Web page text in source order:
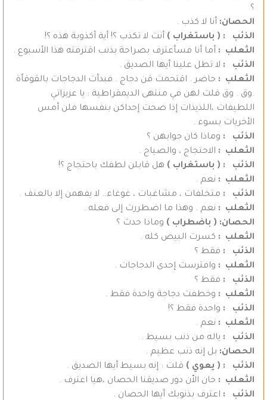
؟
الحصان: أنا لا كذب .
الذئب : ( باستغراب ) أنت لا تكذب ؟! أية أكذوبة هذه ؟!
الثعلب : أما أنا فسأعترف بصراحة بذنب اقترفته هذا الأسبوع .
الذئب : لا تطل علينا أيها الصديق .
الثعلب : حاضر . اقتحمت قن دجاج . فبدأت الدجاجات بالقوقأة
.وق . وق قلت لهن في منتهى الديمقراطية : يا عزيزاتي
اللطيفات ،اللذيذات إذا ضحت إحداكن بنفسها فلن أمس
الأخريات بسوء .
الذئب : وماذا كان جوابهن ؟
الثعلب : الاحتجاج ، والصياح .
الذئب : ( باستغراب ) هل قابلن لطفك باحتجاج ؟!
الثعلب : نعم .
الذئب : متخلفات ، مشاغبات ، غوغاء.. لا يفهمن إلا بالعنف .
الثعلب : نعم . وهذا ما اضطررت إلى فعله .
الحصان: ( باضطراب ) وماذا حدث ؟
الثعلب : كسرت البيض كله .
الذئب : فقط ؟
الثعلب : وافترست إحدى الدجاجات .
الذئب : فقط ؟
الثعلب : وخطفت دجاجة واحدة فقط .
الذئب : واحدة فقط ؟!
الثعلب : نعم .
الذئب : ياله من ذنب بسيط .
الحصان: بل إنه ذنب عظيم .
الذئب : ( يعوي ) قلت : إنه بسيط أيها الصديق .
الثعلب : حان الاّن دور صديقنا الحصان ،هيا اعترف .
الذئب : اعترف بذنوبك أيها الحصان .